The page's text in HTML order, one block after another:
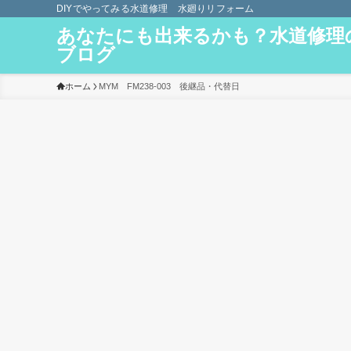
DIYでやってみる水道修理 水廻りリフォーム
あなたにも出来るかも？水道修理
ブログ
ホーム MYM FM238-003 後継品・代替日